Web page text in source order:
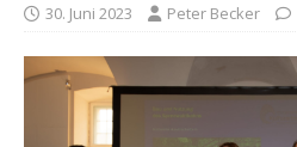
30. Juni 2023 Peter Becker